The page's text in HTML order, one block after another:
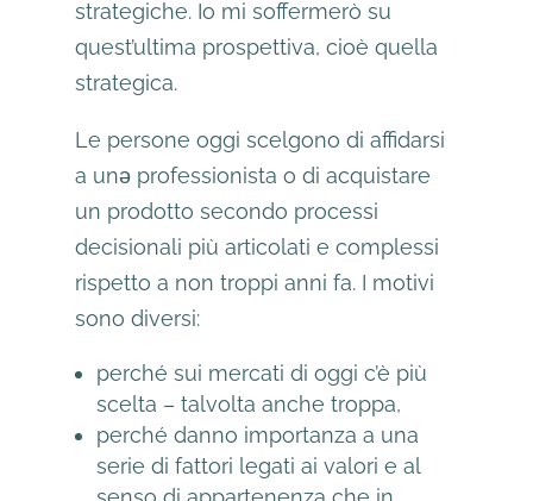
strategiche. Io mi soffermerò su
quest’ultima prospettiva, cioè quella
strategica.
Le persone oggi scelgono di affidarsi
a unǝ professionista o di acquistare
un prodotto secondo processi
decisionali più articolati e complessi
rispetto a non troppi anni fa. I motivi
sono diversi:
perché sui mercati di oggi c’è più
scelta – talvolta anche troppa,
perché danno importanza a una
serie di fattori legati ai valori e al